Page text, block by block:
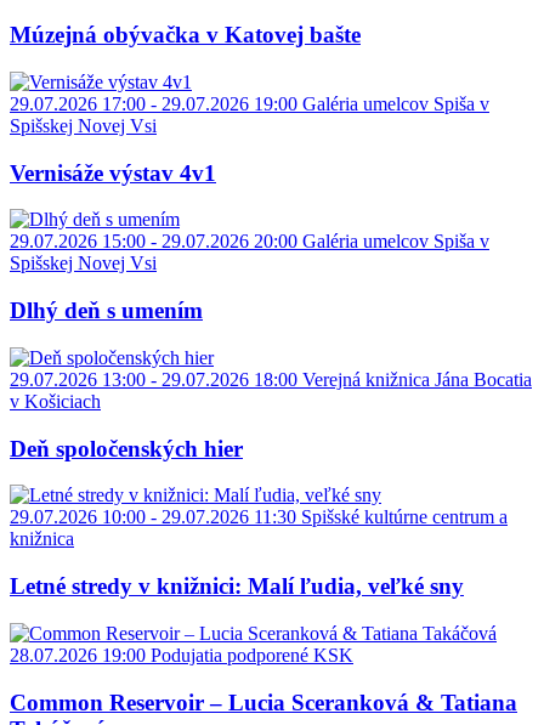
Múzejná obývačka v Katovej bašte
29.07.2026 17:00 - 29.07.2026 19:00 Galéria umelcov Spiša v
Spišskej Novej Vsi
Vernisáže výstav 4v1
29.07.2026 15:00 - 29.07.2026 20:00 Galéria umelcov Spiša v
Spišskej Novej Vsi
Dlhý deň s umením
29.07.2026 13:00 - 29.07.2026 18:00 Verejná knižnica Jána Bocatia
v Košiciach
Deň spoločenských hier
29.07.2026 10:00 - 29.07.2026 11:30 Spišské kultúrne centrum a
knižnica
Letné stredy v knižnici: Malí ľudia, veľké sny
28.07.2026 19:00 Podujatia podporené KSK
Common Reservoir – Lucia Sceranková & Tatiana